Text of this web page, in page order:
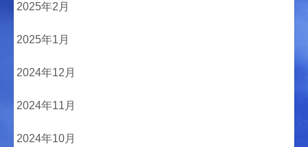
2025年2月
2025年1月
2024年12月
2024年11月
2024年10月